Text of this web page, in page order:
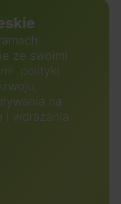
ze swoimi
polityki
na
i wdrażania